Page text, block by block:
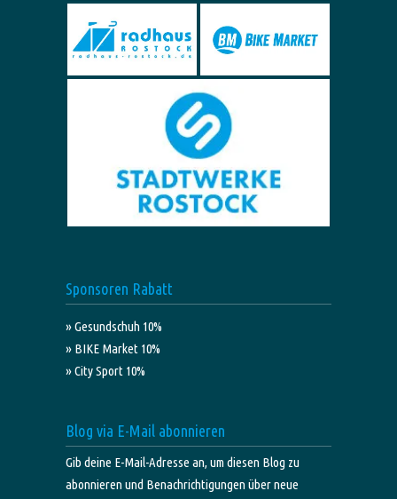
Sponsoren Rabatt
» Gesundschuh 10%
» BIKE Market 10%
» City Sport 10%
Blog via E-Mail abonnieren
Gib deine E-Mail-Adresse an, um diesen Blog zu
abonnieren und Benachrichtigungen über neue